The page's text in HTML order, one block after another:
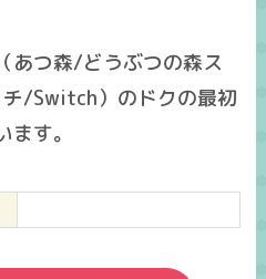
あつ森/どうぶつの森ス
/Switch）のドクの最初
す。